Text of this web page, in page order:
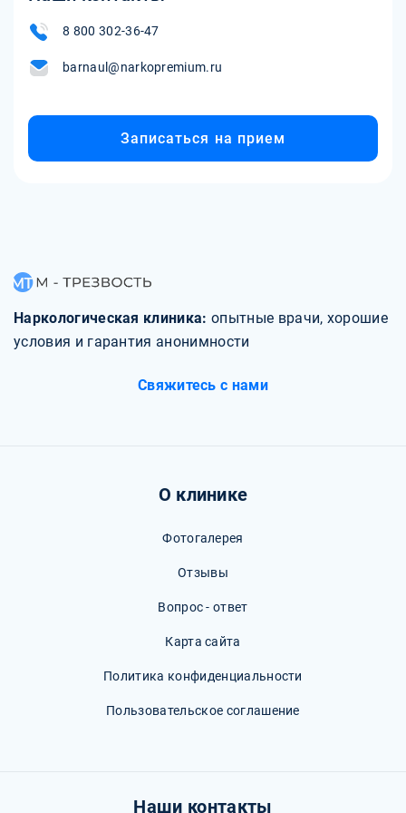
8 800 302-36-47
barnaul@narkopremium.ru
Записаться на прием
Наркологическая клиника: опытные врачи, хорошие
условия и гарантия анонимности
Свяжитесь с нами
О клинике
Фотогалерея
Отзывы
Вопрос - ответ
Карта сайта
Политика конфиденциальности
Пользовательское соглашение
Наши контакты